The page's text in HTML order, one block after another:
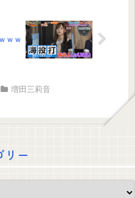
ｗｗ
増田三莉音
リー